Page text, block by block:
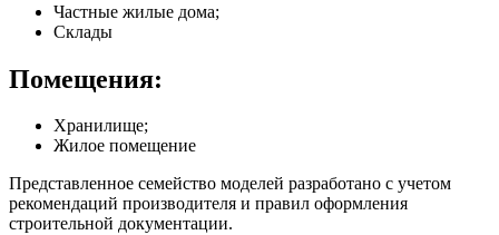
Частные жилые дома;
Склады
Помещения:
Хранилище;
Жилое помещение
Представленное семейство моделей разработано с учетом
рекомендаций производителя и правил оформления
строительной документации.